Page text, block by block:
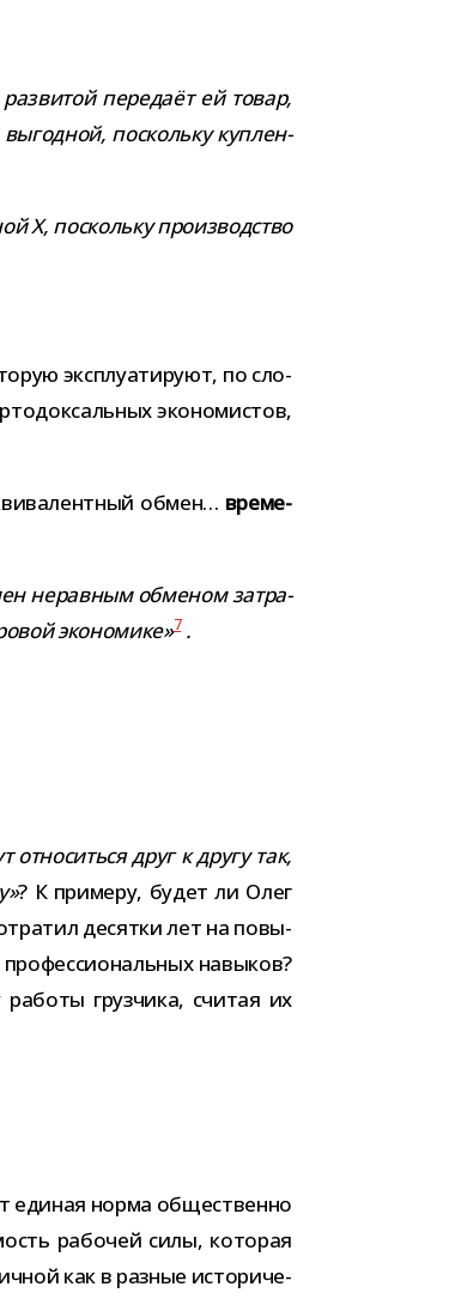
пере­даёт ей товар,
поскольку куп­лен­
X, поскольку про­из­вод­ство
экс­плу­а­ти­руют, по сло­
эко­но­ми­стов,
обмен… вре­ме­
нерав­ным обме­ном затра­
эко­но­мике»7 .
друг к другу так,
? К при­меру, будет ли Олег
десятки лет на повы­
навы­ков?
груз­чика, счи­тая их
еди­ная норма обще­ственно
рабо­чей силы, кото­рая
как в раз­ные исто­ри­че­